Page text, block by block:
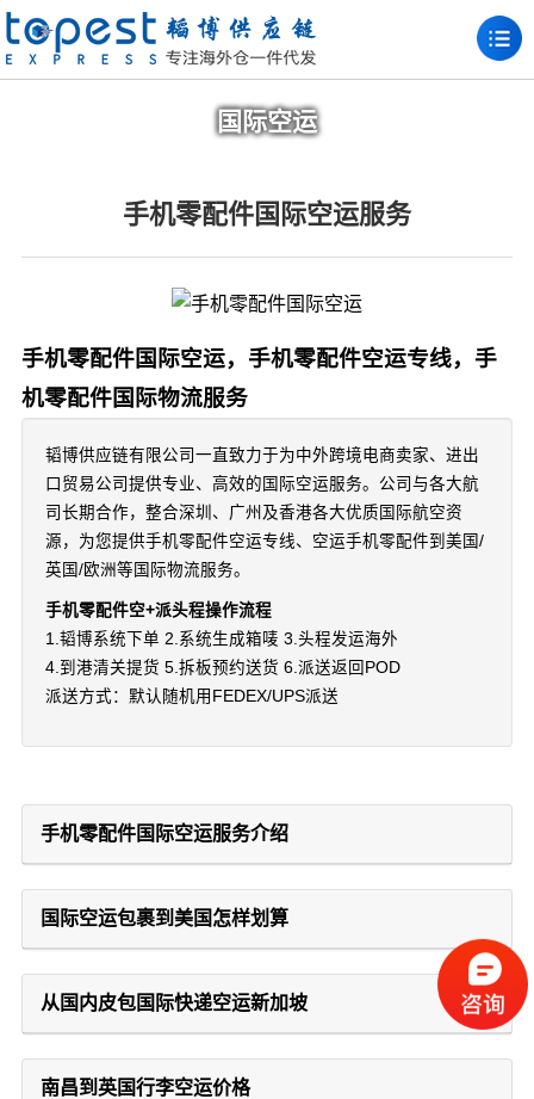
国际空运
手机零配件国际空运服务
手机零配件国际空运，手机零配件空运专线，手
机零配件国际物流服务
韬博供应链有限公司一直致力于为中外跨境电商卖家、进出
口贸易公司提供专业、高效的国际空运服务。公司与各大航
司长期合作，整合深圳、广州及香港各大优质国际航空资
源，为您提供手机零配件空运专线、空运手机零配件到美国/
英国/欧洲等国际物流服务。
手机零配件空+派头程操作流程
1.韬博系统下单 2.系统生成箱唛 3.头程发运海外
4.到港清关提货 5.拆板预约送货 6.派送返回POD
派送方式：默认随机用FEDEX/UPS派送
手机零配件国际空运服务介绍
国际空运包裹到美国怎样划算
从国内皮包国际快递空运新加坡
南昌到英国行李空运价格